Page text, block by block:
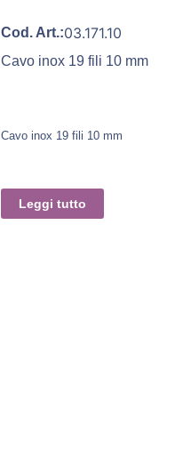
Cod. Art.:03.171.10
Cavo inox 19 fili 10 mm
Cavo inox 19 fili 10 mm
Leggi tutto